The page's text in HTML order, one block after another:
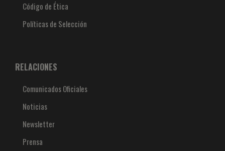
Código de Ética
Políticas de Selección
RELACIONES
Comunicados Oficiales
Noticias
Newsletter
Prensa